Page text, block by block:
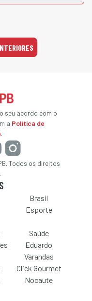
seu acordo com o
a Política de
.
Todos os direitos
Brasil
Esporte
Saúde
Eduardo
Varandas
Click Gourmet
Nocaute